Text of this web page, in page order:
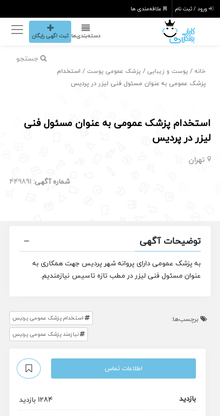
ورود / ثبت نام علاقه‌مندی ها
دسته‌بندی‌ها ثبت اگهی رایگان
جستجو
خانه / پوست و زیبایی / پزشک عمومی پوست / استخدام
پزشک عمومی به عنوان مسئول فنی لیزر در پردیس
استخدام پزشک عمومی به عنوان مسئول فنی
لیزر در پردیس
تهران
شماره آگهی: 449891
توضیحات آگهی
به پزشک عمومی دارای پروانه شهر پردیس جهت همکاری به
عنوان مسئول فنی لیزر در مطب تازه تاسیس نیازمندیم.
برچسب‌ها:
استخدام پزشک عمومی پردیس
نیازمند پزشک عمومی پردیس
اطلاعات تماس
بازدید
1284 بازدید